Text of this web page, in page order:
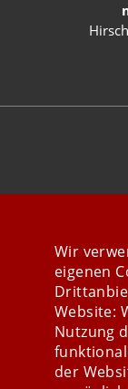
Wir
eigenen
Website:
Nutzung
der